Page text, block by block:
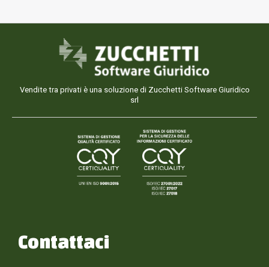
Vendite tra privati è una soluzione di Zucchetti Software Giuridico
srl
Contattaci